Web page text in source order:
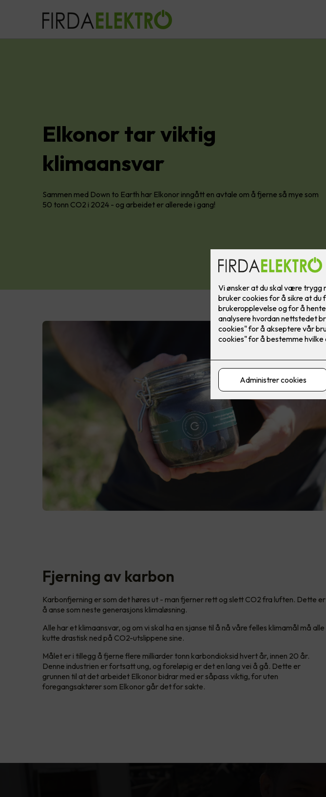
Elkonor tar viktig
klimaansvar
Sammen med Down to Earth har Elkonor inngått en avtale om å fjerne så mye som
50 tonn CO2 i 2024 - og arbeidet er allerede i gang!
Fjerning av karbon
Karbonfjerning er som det høres ut - man fjerner rett og slett CO2 fra luften. Dette er
å anse som neste generasjons klimaløsning.
Alle har et klimaansvar, og om vi skal ha en sjanse til å nå våre felles klimamål må alle
kutte drastisk ned på CO2-utslippene sine.
Målet er i tillegg å fjerne flere milliarder tonn karbondioksid hvert år, innen 20 år.
Denne industrien er fortsatt ung, og foreløpig er det en lang vei å gå. Dette er
grunnen til at det arbeidet Elkonor bidrar med er såpass viktig, for uten
foregangsaktører som Elkonor går det for sakte.